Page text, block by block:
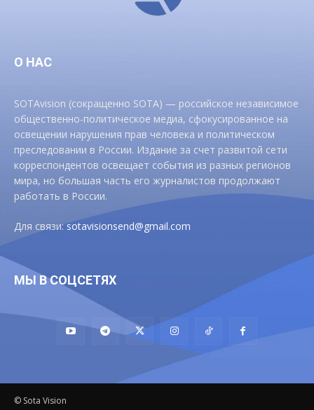
О НАС
SOTAvision (сокращенно SOTA) — российское независимое
общественно-политическое медиа, сфокусированное на
освещении нарушения прав человека и политическом
преследовании в России. Издание за счет развитой сети
корреспондентов освещает события из разных регионов
мира, но большая часть его журналистов продолжают
работать в России.
Для связи:sotavisionsend@gmail.com
МЫ В СОЦСЕТЯХ
© Sota Vision